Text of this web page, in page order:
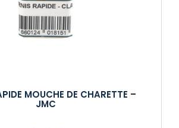
MOUCHE DE CHARETTE –
JMC